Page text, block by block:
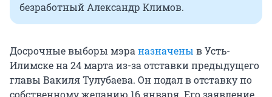
безработный Александр Климов.
Досрочные выборы мэра назначены в Усть-
Илимске на 24 марта из-за отставки предыдущего
главы Вакиля Тулубаева. Он подал в отставку по
собственному желанию 16 января. Его заявление